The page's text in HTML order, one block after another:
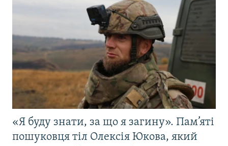
«Я буду знати, за що я загину». Пам’яті
пошуковця тіл Олексія Юкова, який